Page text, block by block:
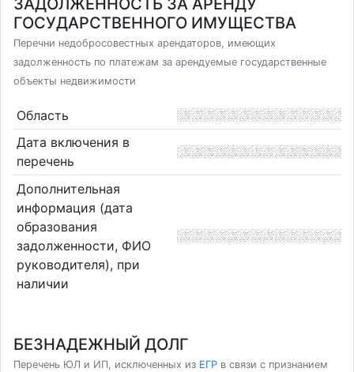
ЗАДОЛЖЕННОСТЬ ЗА АРЕНДУ
ГОСУДАРСТВЕННОГО ИМУЩЕСТВА
Перечни недобросовестных арендаторов, имеющих
задолженность по платежам за арендуемые государственные
объекты недвижимости
Область
Дата включения в
перечень
Дополнительная
информация (дата
образования
задолженности, ФИО
руководителя), при
наличии
БЕЗНАДЕЖНЫЙ ДОЛГ
Перечень ЮЛ и ИП, исключенных из ЕГР в связи с признанием